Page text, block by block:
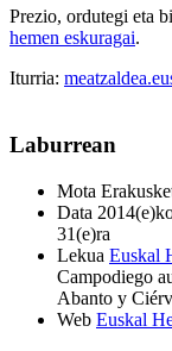
Prezio, ordutegi eta
hemen eskuragai.
Iturria:
Laburrean
Mota
Data
31(e)ra
Lekua Euskal
Campodiego
Abanto y
Web Euskal